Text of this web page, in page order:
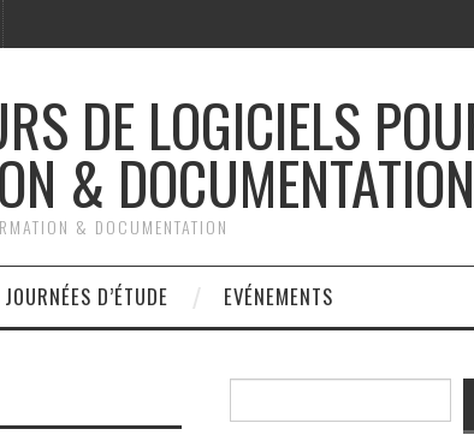
DE LOGICIELS
& DOCUMENTATION
& DOCUMENTATION
JOURNÉES D’ÉTUDE EVÉNEMENTS